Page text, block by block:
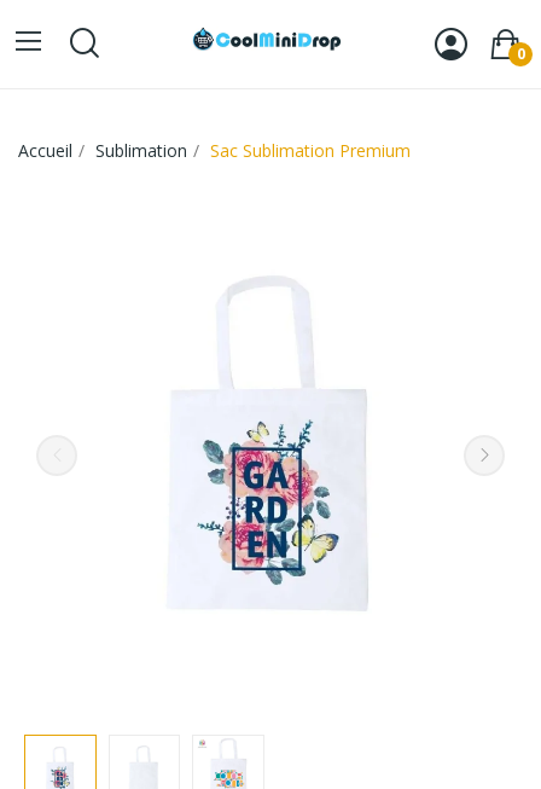
0
Accueil Sublimation Sac Sublimation Premium